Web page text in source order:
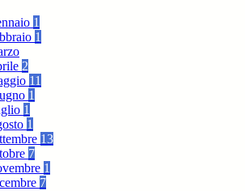
1
1
2
11
1
1
1
13
7
1
7